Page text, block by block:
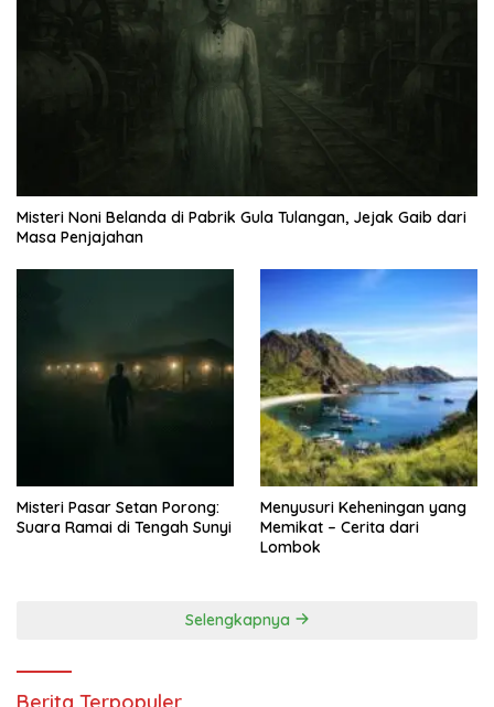
Misteri Noni Belanda di Pabrik Gula Tulangan, Jejak Gaib dari
Masa Penjajahan
Misteri Pasar Setan Porong:
Suara Ramai di Tengah Sunyi
Menyusuri Keheningan yang
Memikat – Cerita dari
Lombok
Selengkapnya
Berita Terpopuler